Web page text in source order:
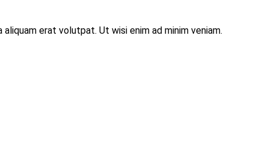
erat volutpat. Ut wisi enim ad minim veniam.